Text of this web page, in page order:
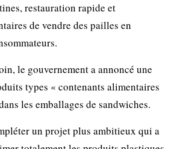
restauration rapide et
de vendre des pailles en
le gouvernement a annoncé une
types « contenants alimentaires
les emballages de sandwiches.
un projet plus ambitieux qui a